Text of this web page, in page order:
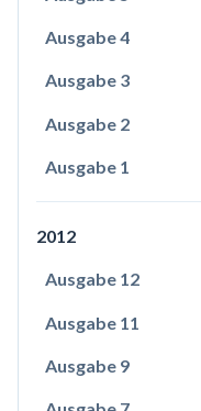
Ausgabe 4
Ausgabe 3
Ausgabe 2
Ausgabe 1
2012
Ausgabe 12
Ausgabe 11
Ausgabe 9